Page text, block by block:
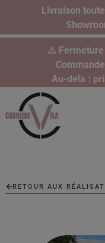
Livraison
⚠️
Au-delà :
RETOUR AUX